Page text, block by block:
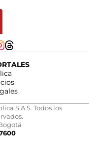
S.A.S. Todos los